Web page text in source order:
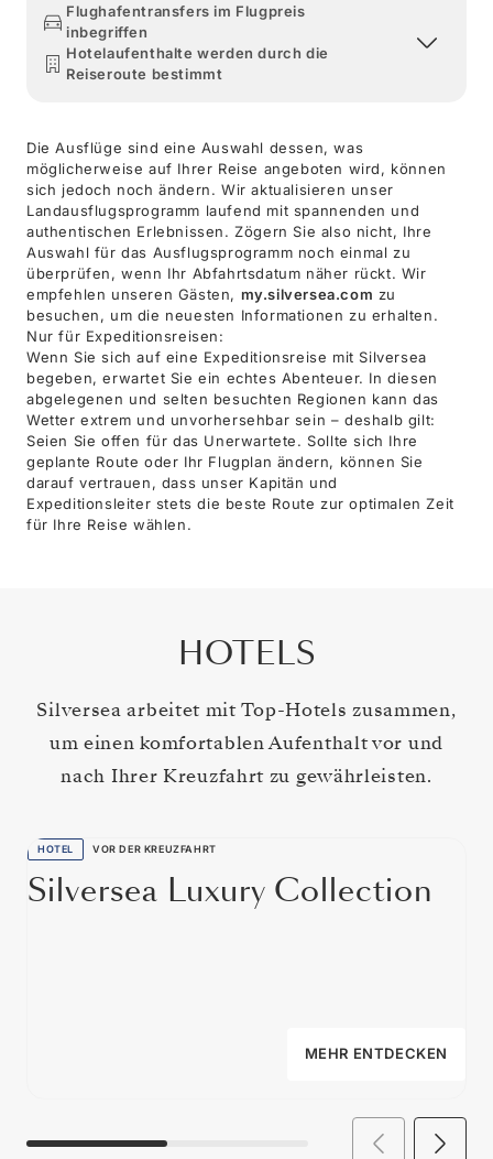
Flughafentransfers im Flugpreis
inbegriffen
Hotelaufenthalte werden durch die
Reiseroute bestimmt
Die Ausflüge sind eine Auswahl dessen, was
möglicherweise auf Ihrer Reise angeboten wird, können
sich jedoch noch ändern. Wir aktualisieren unser
Landausflugsprogramm laufend mit spannenden und
authentischen Erlebnissen. Zögern Sie also nicht, Ihre
Auswahl für das Ausflugsprogramm noch einmal zu
überprüfen, wenn Ihr Abfahrtsdatum näher rückt. Wir
empfehlen unseren Gästen, my.silversea.com zu
besuchen, um die neuesten Informationen zu erhalten.
Nur für Expeditionsreisen:
Wenn Sie sich auf eine Expeditionsreise mit Silversea
begeben, erwartet Sie ein echtes Abenteuer. In diesen
abgelegenen und selten besuchten Regionen kann das
Wetter extrem und unvorhersehbar sein – deshalb gilt:
Seien Sie offen für das Unerwartete. Sollte sich Ihre
geplante Route oder Ihr Flugplan ändern, können Sie
darauf vertrauen, dass unser Kapitän und
Expeditionsleiter stets die beste Route zur optimalen Zeit
für Ihre Reise wählen.
HOTELS
Silversea arbeitet mit Top-Hotels zusammen,
um einen komfortablen Aufenthalt vor und
nach Ihrer Kreuzfahrt zu gewährleisten.
HOTEL VOR DER KREUZFAHRT
Silversea Luxury Collection
MEHR ENTDECKEN